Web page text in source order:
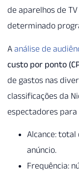
de aparelhos de
determinado
A análise de
custo por ponto
de gastos nas
classificações da
espectadores
Alcance:
anúncio.
Frequência: